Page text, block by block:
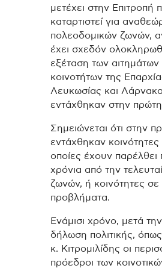
μετέχει στην Επιτροπή
καταρτιστεί για
πολεοδομικών ζωνών,
έχει σχεδόν
εξέταση των αιτημάτων
κοινοτήτων της
Λευκωσίας και
εντάχθηκαν στην
Σημειώνεται ότι στην
εντάχθηκαν κοινότητες
οποίες έχουν παρέλθει
χρόνια από την
ζωνών, ή κοινότητες
προβλήματα.
Ενάμισι χρόνο, μετά
δήλωση πολιτικής,
κ. Κιτρομιλίδης οι
πρόεδροι των